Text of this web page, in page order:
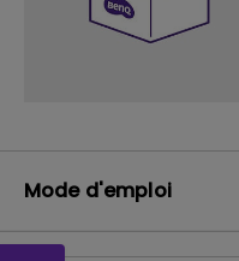
Mode d'emploi